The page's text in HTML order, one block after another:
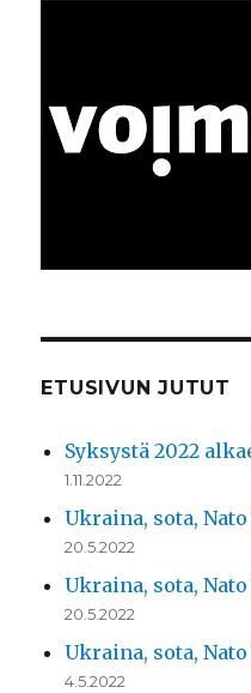
ETUSIVUN JUTUT
Syksystä 2022
1.11.2022
Ukraina, sota, Nato
20.5.2022
Ukraina, sota,
20.5.2022
Ukraina, sota,
4.5.2022